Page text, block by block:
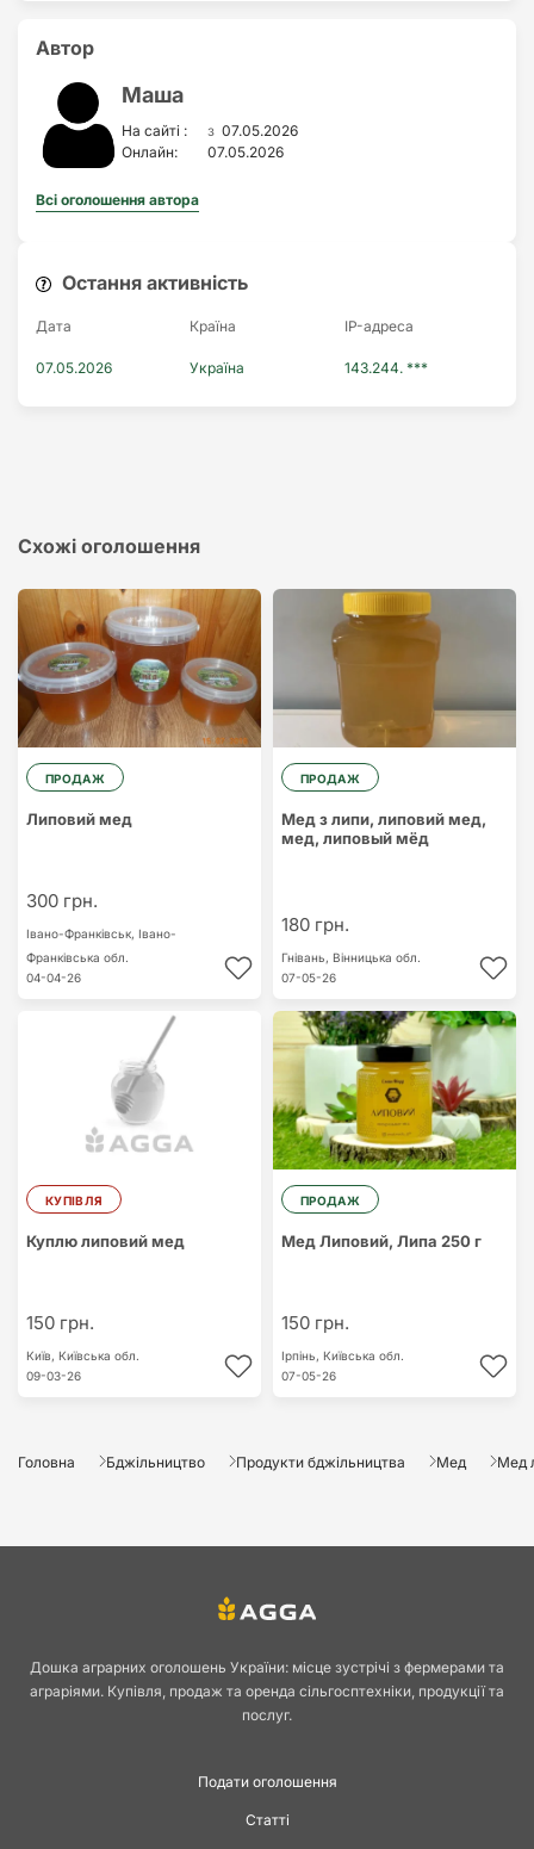
Автор
Маша
На сайті : з 07.05.2026
Онлайн:
07.05.2026
Всі оголошення автора
Остання активність
Дата Країна IP-адреса
07.05.2026 Україна 143.244. ***
Схожі оголошення
ПРОДАЖ
Липовий мед
300 грн.
Івано-Франківськ, Івано-
Франківська обл.
04-04-26
ПРОДАЖ
Мед з липи, липовий мед,
мед, липовый мёд
180 грн.
Гнівань, Вінницька обл.
07-05-26
КУПІВЛЯ
Куплю липовий мед
150 грн.
Київ, Київська обл.
09-03-26
ПРОДАЖ
Мед Липовий, Липа 250 г
150 грн.
Ірпінь, Київська обл.
07-05-26
Головна Бджільництво Продукти бджільництва Мед Мед
Дошка аграрних оголошень України: місце зустрічі з фермерами та
аграріями. Купівля, продаж та оренда сільгосптехніки, продукції та
послуг.
Подати оголошення
Статті